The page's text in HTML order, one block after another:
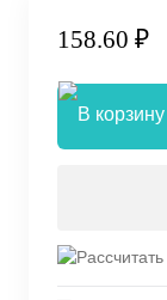
158.60 ₽